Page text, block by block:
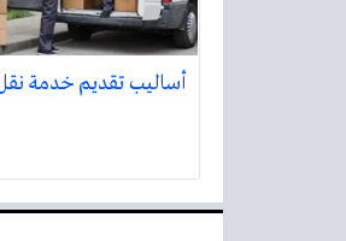
أساليب تقديم خدمة نقل